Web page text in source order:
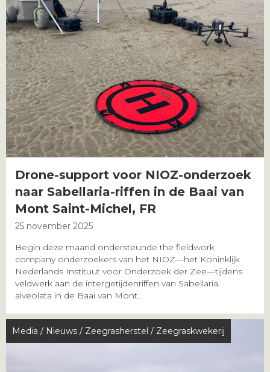
Drone-support voor NIOZ-onderzoek
naar Sabellaria-riffen in de Baai van
Mont Saint-Michel, FR
25 november 2025
Begin deze maand ondersteunde the fieldwork
company onderzoekers van het NIOZ—het Koninklijk
Nederlands Instituut voor Onderzoek der Zee—tijdens
veldwerk aan de intergetijdenriffen van Sabellaria
alveolata in de Baai van Mont...
Media / Nieuws / Zeegrasherstel / Zeegraskwekerij